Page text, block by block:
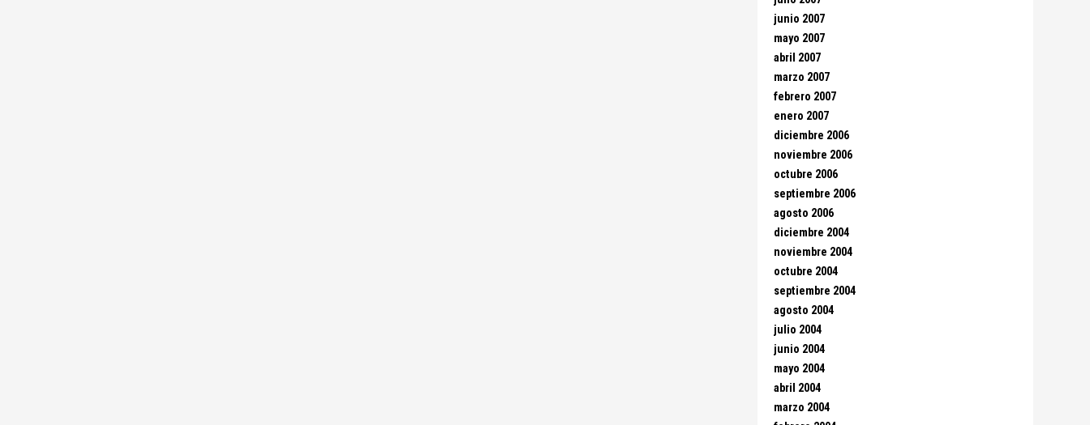
junio 2007
mayo 2007
abril 2007
marzo 2007
febrero 2007
enero 2007
diciembre 2006
noviembre 2006
octubre 2006
septiembre 2006
agosto 2006
diciembre 2004
noviembre 2004
octubre 2004
septiembre 2004
agosto 2004
julio 2004
junio 2004
mayo 2004
abril 2004
marzo 2004